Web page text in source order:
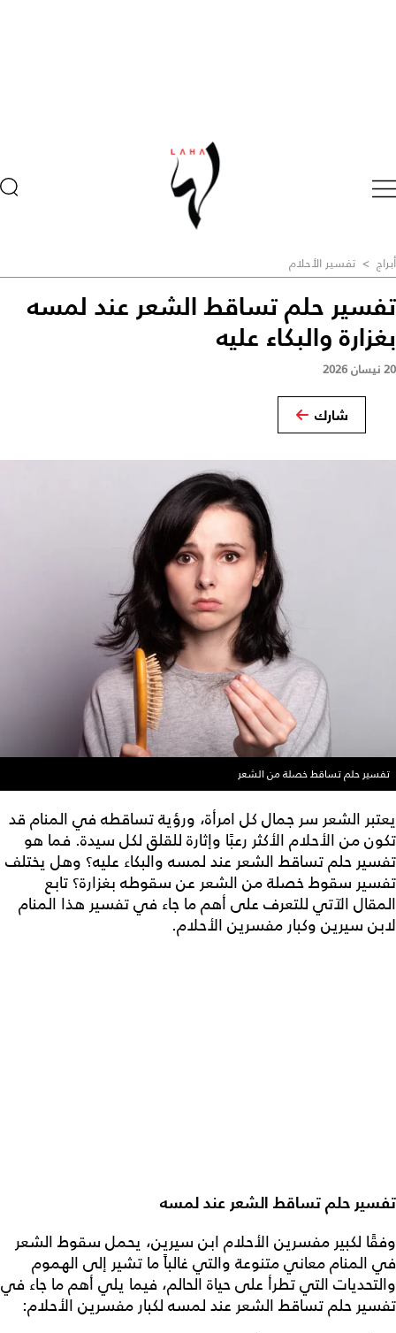
أبراج > تفسير الأحلام
تفسير حلم تساقط الشعر عند لمسه
بغزارة والبكاء عليه
20 نيسان 2026
شارك
تفسير حلم تساقط خصلة من الشعر
يعتبر الشعر سر جمال كل امرأة، ورؤية تساقطه في المنام قد
تكون من الأحلام الأكثر رعبًا وإثارة للقلق لكل سيدة. فما هو
تفسير حلم تساقط الشعر عند لمسه والبكاء عليه؟ وهل يختلف
تفسير سقوط خصلة من الشعر عن سقوطه بغزارة؟ تابع
المقال الآتي للتعرف على أهم ما جاء في تفسير هذا المنام
لابن سيرين وكبار مفسرين الأحلام.
تفسير حلم تساقط الشعر عند لمسه
وفقًا لكبير مفسرين الأحلام ابن سيرين، يحمل سقوط الشعر
في المناممعاني متنوعة والتي غالباً ما تشير إلى الهموم
والتحديات التي تطرأ على حياة الحالم، فيما يلي أهم ما جاء في
تفسير حلم تساقط الشعر عند لمسه لكبار مفسرين الأحلام: